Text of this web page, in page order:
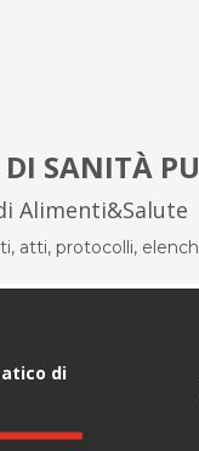
DI SANITÀ
Alimenti&Salute
atti, protocolli,
di